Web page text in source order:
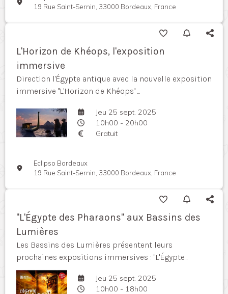
19 Rue Saint-Sernin, 33000 Bordeaux, France
L'Horizon de Khéops, l'exposition
immersive
Direction l'Égypte antique avec la nouvelle exposition
immersive "L'Horizon de Khéops" ...
Jeu 25 sept. 2025
10h00 - 20h00
Gratuit
Eclipso Bordeaux
19 Rue Saint-Sernin, 33000 Bordeaux, France
"L'Égypte des Pharaons" aux Bassins des
Lumières
Les Bassins des Lumières présentent leurs
prochaines expositions immersives : "L'Égypte...
Jeu 25 sept. 2025
10h00 - 18h00